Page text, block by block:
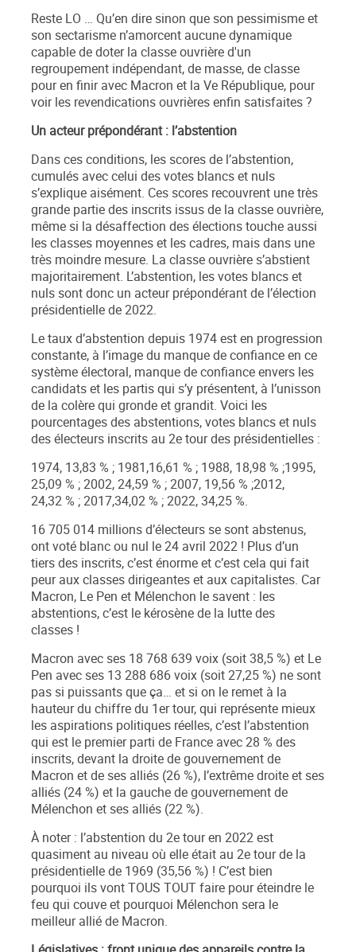
Reste LO … Qu’en dire sinon que son pessimisme et
son sectarisme n’amorcent aucune dynamique
capable de doter la classe ouvrière d'un
regroupement indépendant, de masse, de classe
pour en finir avec Macron et la Ve République, pour
voir les revendications ouvrières enfin satisfaites ?
Un acteur prépondérant : l’abstention
Dans ces conditions, les scores de l’abstention,
cumulés avec celui des votes blancs et nuls
s’explique aisément. Ces scores recouvrent une très
grande partie des inscrits issus de la classe ouvrière,
même si la désaffection des élections touche aussi
les classes moyennes et les cadres, mais dans une
très moindre mesure. La classe ouvrière s’abstient
majoritairement. L’abstention, les votes blancs et
nuls sont donc un acteur prépondérant de l’élection
présidentielle de 2022.
Le taux d’abstention depuis 1974 est en progression
constante, à l’image du manque de confiance en ce
système électoral, manque de confiance envers les
candidats et les partis qui s’y présentent, à l’unisson
de la colère qui gronde et grandit. Voici les
pourcentages des abstentions, votes blancs et nuls
des électeurs inscrits au 2etour des présidentielles :
1974, 13,83 % ; 1981,16,61 % ; 1988, 18,98 % ;1995,
25,09 % ; 2002, 24,59 % ; 2007, 19,56 % ;2012,
24,32 % ; 2017,34,02 % ;2022, 34,25 %.
16 705 014 millions d’électeurs se sont abstenus,
ont voté blanc ou nul le 24 avril 2022 ! Plus d’un
tiers des inscrits, c’est énorme et c’est cela qui fait
peur aux classes dirigeantes et aux capitalistes. Car
Macron, Le Pen et Mélenchon le savent : les
abstentions, c’est le kérosène de la lutte des
classes !
Macron avec ses 18 768 639 voix (soit 38,5 %) et Le
Pen avec ses 13 288 686 voix (soit 27,25 %) ne sont
pas si puissants que ça… et si on le remet à la
hauteur du chiffre du 1ertour, qui représente mieux
les aspirations politiques réelles,c’est l’abstention
qui est le premier parti de France avec 28 % des
inscrits, devant la droite de gouvernement de
Macron et de ses alliés (26 %), l’extrême droite et ses
alliés (24 %) et la gauche de gouvernement de
Mélenchon et ses alliés (22 %).
À noter : l’abstention du 2etour en 2022 est
quasiment au niveau où elle était au 2etour de la
présidentielle de 1969 (35,56 %) ! C’est bien
pourquoi ils vont TOUS TOUT faire pour éteindre le
feu qui couve et pourquoi Mélenchon sera le
meilleur allié de Macron.